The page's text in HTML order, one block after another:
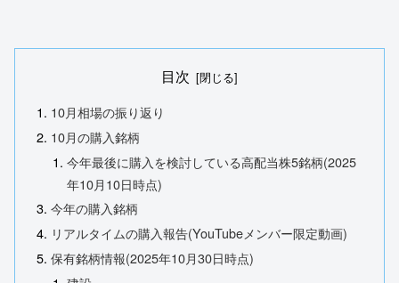
目次
10月相場の振り返り
10月の購入銘柄
今年最後に購入を検討している高配当株5銘柄(2025
年10月10日時点)
今年の購入銘柄
リアルタイムの購入報告(YouTubeメンバー限定動画)
保有銘柄情報(2025年10月30日時点)